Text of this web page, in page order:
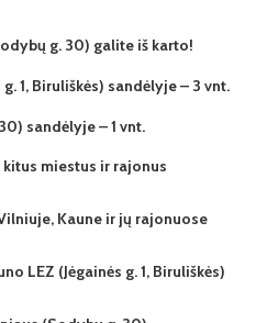
g. 30) galite iš karto!
1, Biruliškės) sandėlyje – 3 vnt.
sandėlyje – 1 vnt.
miestus ir rajonus
Kaune ir jų rajonuose
LEZ (Jėgainės g. 1, Biruliškės)